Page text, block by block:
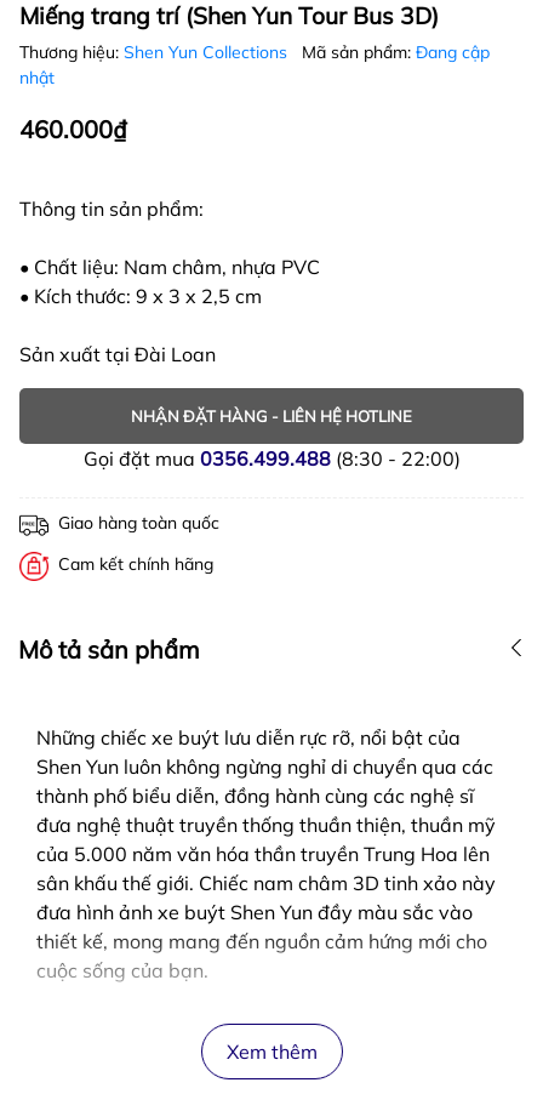
Miếng trang trí (Shen Yun Tour Bus 3D)
Thương hiệu: Shen Yun Collections Mã sản phẩm: Đang cập
nhật
460.000₫
Thông tin sản phẩm:
• Chất liệu: Nam châm, nhựa PVC
• Kích thước: 9 x 3 x 2,5 cm
Sản xuất tại Đài Loan
NHẬN ĐẶT HÀNG - LIÊN HỆ HOTLINE
Gọi đặt mua 0356.499.488(8:30 - 22:00)
Giao hàng toàn quốc
Cam kết chính hãng
Mô tả sản phẩm
Những chiếc xe buýt lưu diễn rực rỡ, nổi bật của
Shen Yun luôn không ngừng nghỉ di chuyển qua các
thành phố biểu diễn, đồng hành cùng các nghệ sĩ
đưa nghệ thuật truyền thống thuần thiện, thuần mỹ
của 5.000 năm văn hóa thần truyền Trung Hoa lên
sân khấu thế giới. Chiếc nam châm 3D tinh xảo này
đưa hình ảnh xe buýt Shen Yun đầy màu sắc vào
thiết kế, mong mang đến nguồn cảm hứng mới cho
cuộc sống của bạn.
Xem thêm